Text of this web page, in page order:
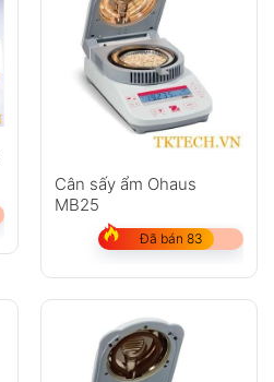
Cân sấy ẩm Ohaus
MB25
Đã bán 83